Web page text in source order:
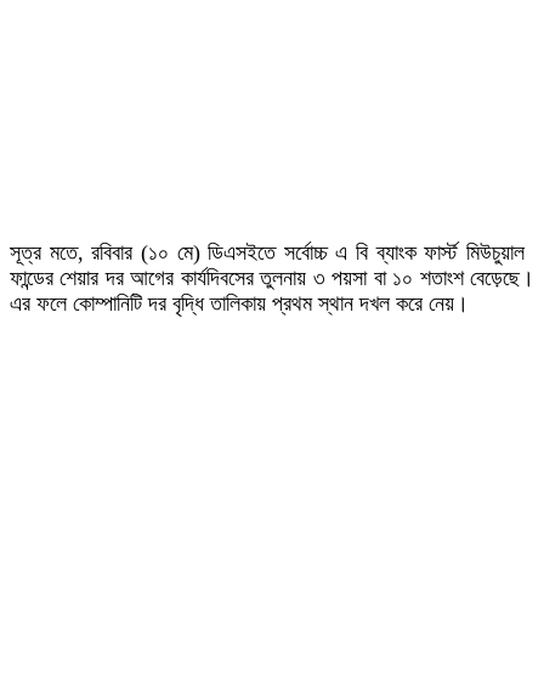
সূত্র মতে, রবিবার (১০ মে) ডিএসইতে সর্বোচ্চ এ বি ব্যাংক ফার্স্ট মিউচুয়াল
ফান্ডের শেয়ার দর আগের কার্যদিবসের তুলনায় ৩ পয়সা বা ১০ শতাংশ বেড়েছে।
এর ফলে কোম্পানিটি দর বৃদ্ধি তালিকায় প্রথম স্থান দখল করে নেয়।